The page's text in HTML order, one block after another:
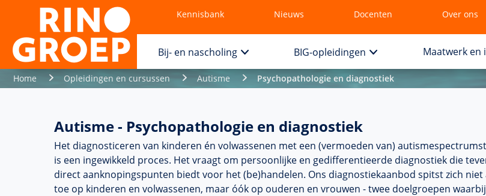
Kennisbank Nieuws Docenten Over ons
Bij- en nascholing BIG-opleidingen Maatwerk en
Home Opleidingen en cursussen Autisme Psychopathologie en diagnostiek
Autisme - Psychopathologie en diagnostiek
Het diag­nos­ticeren van kin­de­ren én vol­was­senen met een (vermoeden van)
is een ingewikkeld proces. Het vraagt om per­soon­lijke en gedifferentieerde diag­nos­tiek die
direct aanknopingspunten biedt voor het (be)han­delen. Ons diag­nos­tiekaanbod spitst zich niet
toe op kin­de­ren en vol­was­senen, maar óók op ouderen en vrouwen - twee doel­groepen waarbij